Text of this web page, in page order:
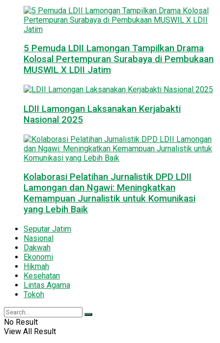
5 Pemuda LDII Lamongan Tampilkan Drama
Kolosal Pertempuran Surabaya di Pembukaan
MUSWIL X LDII Jatim
LDII Lamongan Laksanakan Kerjabakti
Nasional 2025
Kolaborasi Pelatihan Jurnalistik DPD LDII
Lamongan dan Ngawi: Meningkatkan
Kemampuan Jurnalistik untuk Komunikasi
yang Lebih Baik
Seputar Jatim
Nasional
Dakwah
Ekonomi
Hikmah
Kesehatan
Lintas Agama
Tokoh
No Result
View All Result